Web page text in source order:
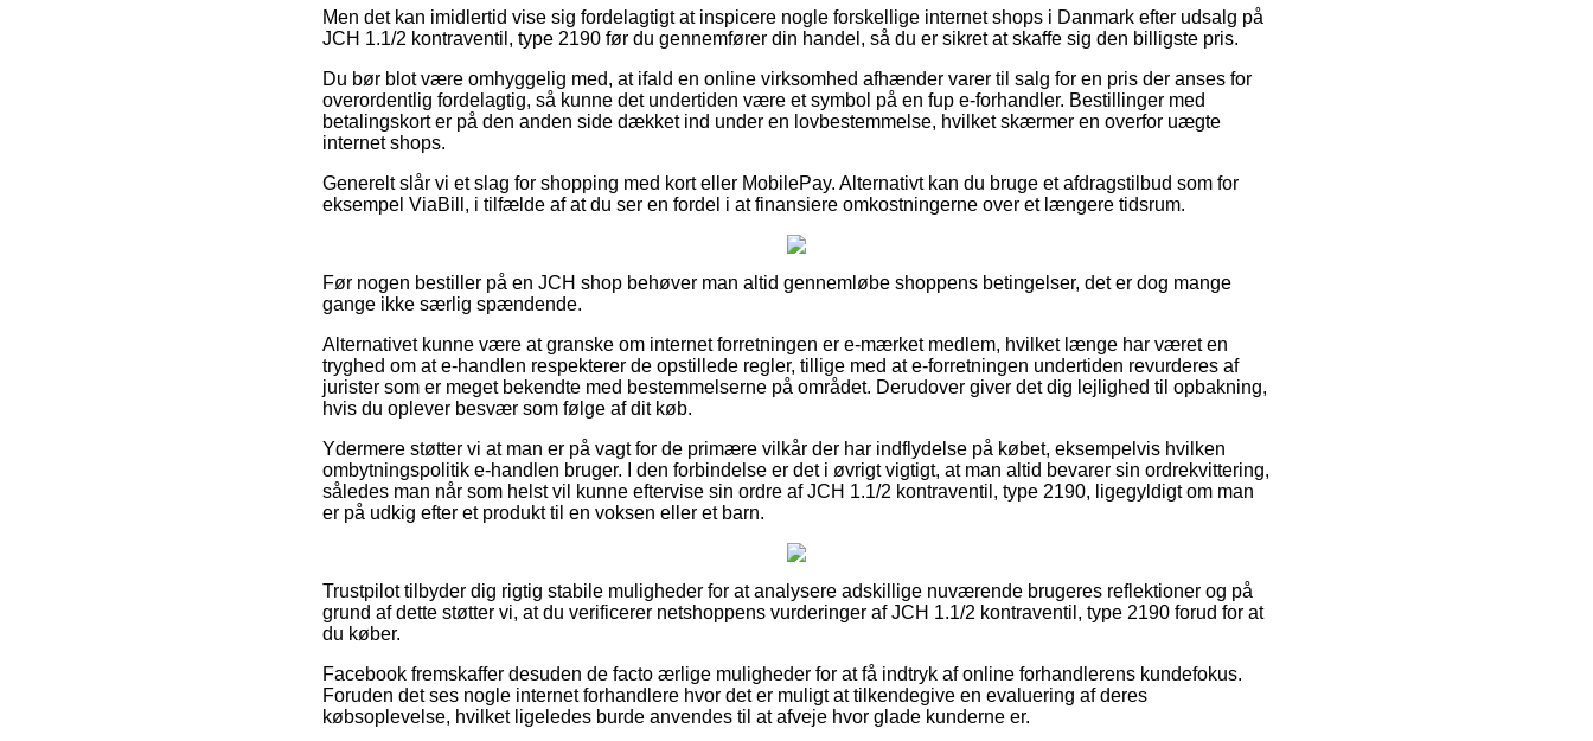
Men det kan imidlertid vise sig fordelagtigt at inspicere nogle forskellige internet shops i Danmark efter udsalg på
JCH 1.1/2 kontraventil, type 2190 før du gennemfører din handel, så du er sikret at skaffe sig den billigste pris.
Du bør blot være omhyggelig med, at ifald en online virksomhed afhænder varer til salg for en pris der anses for
overordentlig fordelagtig, så kunne det undertiden være et symbol på en fup e-forhandler. Bestillinger med
betalingskort er på den anden side dækket ind under en lovbestemmelse, hvilket skærmer en overfor uægte
internet shops.
Generelt slår vi et slag for shopping med kort eller MobilePay. Alternativt kan du bruge et afdragstilbud som for
eksempel ViaBill, i tilfælde af at du ser en fordel i at finansiere omkostningerne over et længere tidsrum.
Før nogen bestiller på en JCH shop behøver man altid gennemløbe shoppens betingelser, det er dog mange
gange ikke særlig spændende.
Alternativet kunne være at granske om internet forretningen er e-mærket medlem, hvilket længe har været en
tryghed om at e-handlen respekterer de opstillede regler, tillige med at e-forretningen undertiden revurderes af
jurister som er meget bekendte med bestemmelserne på området. Derudover giver det dig lejlighed til opbakning,
hvis du oplever besvær som følge af dit køb.
Ydermere støtter vi at man er på vagt for de primære vilkår der har indflydelse på købet, eksempelvis hvilken
ombytningspolitik e-handlen bruger. I den forbindelse er det i øvrigt vigtigt, at man altid bevarer sin ordrekvittering,
således man når som helst vil kunne eftervise sin ordre af JCH 1.1/2 kontraventil, type 2190, ligegyldigt om man
er på udkig efter et produkt til en voksen eller et barn.
Trustpilot tilbyder dig rigtig stabile muligheder for at analysere adskillige nuværende brugeres reflektioner og på
grund af dette støtter vi, at du verificerer netshoppens vurderinger af JCH 1.1/2 kontraventil, type 2190 forud for at
du køber.
Facebook fremskaffer desuden de facto ærlige muligheder for at få indtryk af online forhandlerens kundefokus.
Foruden det ses nogle internet forhandlere hvor det er muligt at tilkendegive en evaluering af deres
købsoplevelse, hvilket ligeledes burde anvendes til at afveje hvor glade kunderne er.